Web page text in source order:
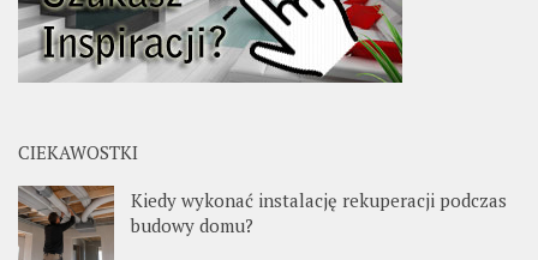
CIEKAWOSTKI
Kiedy wykonać instalację rekuperacji podczas
budowy domu?